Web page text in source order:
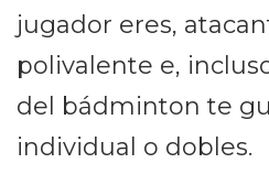
jugador eres,
polivalente e,
del bádminton te
individual o dobles.